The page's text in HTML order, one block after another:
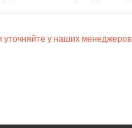
уточняйте у наших менеджеров